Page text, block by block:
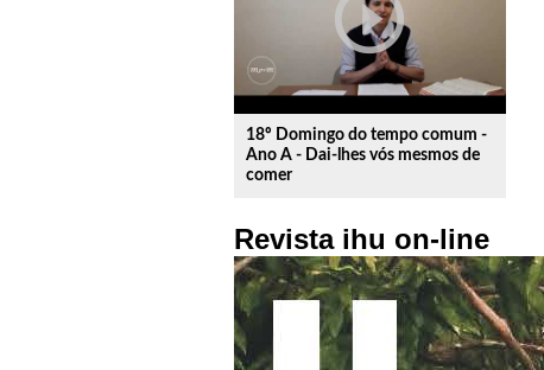
play_circle_outline
18º Domingo do tempo comum -
Ano A - Dai-lhes vós mesmos de
comer
Revista ihu on-line